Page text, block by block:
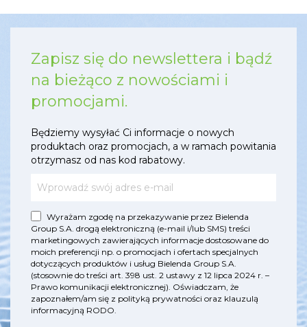
Zapisz się do newslettera i bądź
na bieżąco z nowościami i
promocjami.
Będziemy wysyłać Ci informacje o nowych
produktach oraz promocjach, a w ramach powitania
otrzymasz od nas kod rabatowy.
Wyrażam zgodę na przekazywanie przez Bielenda
Group S.A. drogą elektroniczną (e-mail i/lub SMS) treści
marketingowych zawierających informacje dostosowane do
moich preferencji np. o promocjach i ofertach specjalnych
dotyczących produktów i usług Bielenda Group S.A.
(stosownie do treści art. 398 ust. 2 ustawy z 12 lipca 2024 r. –
Prawo komunikacji elektronicznej). Oświadczam, że
zapoznałem/am się z polityką prywatności oraz klauzulą
informacyjną RODO.